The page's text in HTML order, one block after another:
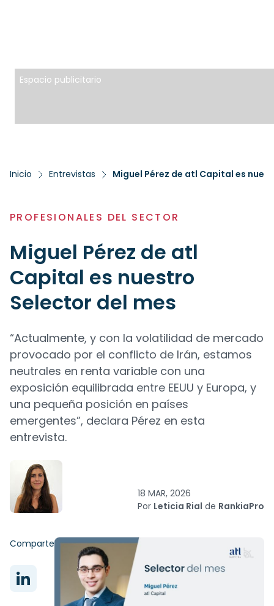
Espacio publicitario
Inicio Entrevistas Miguel Pérez de atl Capital es
PROFESIONALES DEL SECTOR
Miguel Pérez de atl
Capital es nuestro
Selector del mes
“Actualmente, y con la volatilidad de mercado
provocado por el conflicto de Irán, estamos
neutrales en renta variable con una
exposición equilibrada entre EEUU y Europa, y
una pequeña posición en países
emergentes”, declara Pérez en esta
entrevista.
18 MAR, 2026
Por Leticia Rial de RankiaPro
Comparte